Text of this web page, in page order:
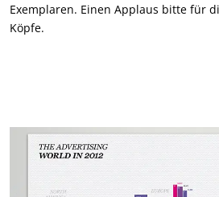
Exemplaren. Einen Applaus bitte für
Köpfe.